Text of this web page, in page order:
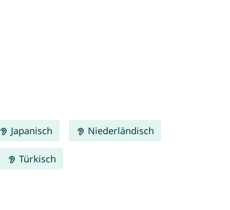
Japanisch Niederländisch
Türkisch